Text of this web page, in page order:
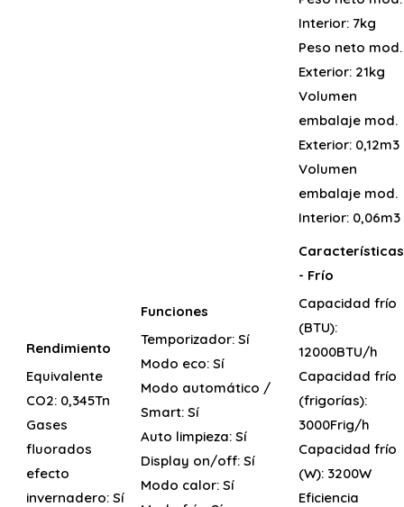
Interior: 7kg
Peso neto mod.
Exterior: 21kg
Volumen
embalaje mod.
Exterior: 0,12m3
Volumen
embalaje mod.
Interior: 0,06m3
Rendimiento
Equivalente
CO2: 0,345Tn
Gases
fluorados
efecto
invernadero: Sí
Funciones
Temporizador: Sí
Modo eco: Sí
Modo automático /
Smart: Sí
Auto limpieza: Sí
Display on/off: Sí
Modo calor: Sí
Características
- Frío
Capacidad frío
(BTU):
12000BTU/h
Capacidad frío
(frigorías):
3000Frig/h
Capacidad frío
(W): 3200W
Eficiencia